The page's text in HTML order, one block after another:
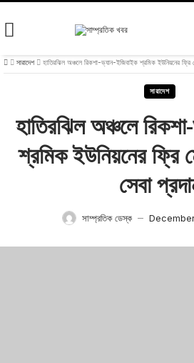
Skip
content
সারাদেশ হাতিরঝিল অঞ্চলে রিকশা-ভ্যান-ইজিবাইক শ্রমিক ইউনিয়নের ফ্রি
সারাদেশ
হাতিরঝিল অঞ্চলে
শ্রমিক ইউনিয়নের ফ্রি
সেবা
সাম্প্রতিক ডেস্ক —